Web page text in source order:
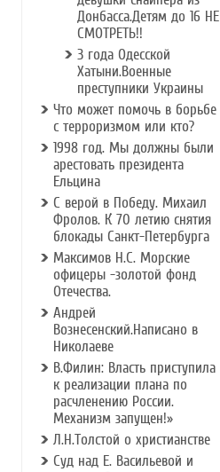
Донбасса.Детям до 16 НЕ
СМОТРЕТЬ!!
3 года Одесской
Хатыни.Военные
преступники Украины
Что может помочь в борьбе
с терроризмом или кто?
1998 год. Мы должны были
арестовать президента
Ельцина
С верой в Победу. Михаил
Фролов. К 70 летию снятия
блокады Санкт-Петербурга
Максимов Н.С. Морские
офицеры -золотой фонд
Отечества.
Андрей
Вознесенский.Написано в
Николаеве
В.Филин: Власть приступила
к реализации плана по
расчленению России.
Механизм запущен!»
Л.Н.Толстой о христианстве
Суд над Е. Васильевой и